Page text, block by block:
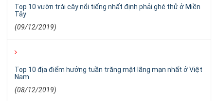
Top 10 vườn trái cây nổi tiếng nhất định phải ghé thử ở Miền
Tây
(09/12/2019)
Top 10 địa điểm hưởng tuần trăng mật lãng mạn nhất ở Việt
Nam
(08/12/2019)